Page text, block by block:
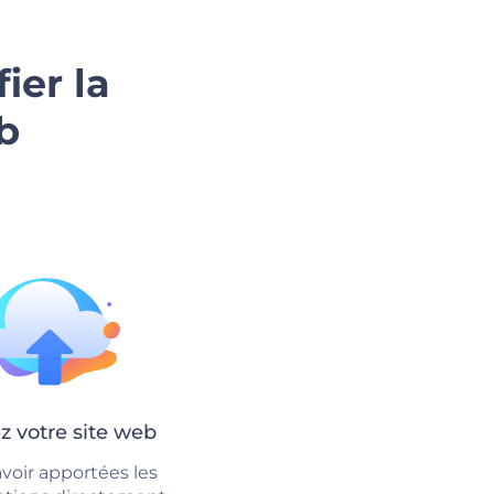
la
votre site web
apportées les